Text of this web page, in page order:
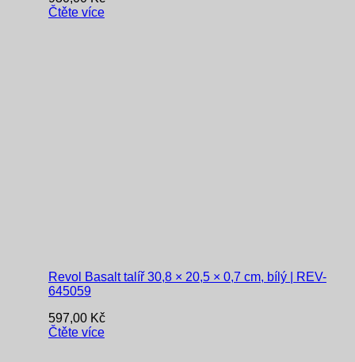
Čtěte více
Revol Basalt talíř 30,8 × 20,5 × 0,7 cm, bílý | REV-
645059
597,00 Kč
Čtěte více